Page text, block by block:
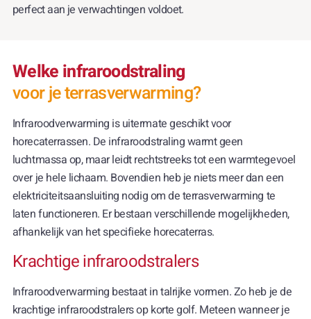
perfect aan je verwachtingen voldoet.
Welke infraroodstraling
voor je terrasverwarming?
Infraroodverwarming is uitermate geschikt voor
horecaterrassen. De infraroodstraling warmt geen
luchtmassa op, maar leidt rechtstreeks tot een warmtegevoel
over je hele lichaam. Bovendien heb je niets meer dan een
elektriciteitsaansluiting nodig om de terrasverwarming te
laten functioneren. Er bestaan verschillende mogelijkheden,
afhankelijk van het specifieke horecaterras.
Krachtige infraroodstralers
Infraroodverwarming bestaat in talrijke vormen. Zo heb je de
krachtige infraroodstralers op korte golf. Meteen wanneer je